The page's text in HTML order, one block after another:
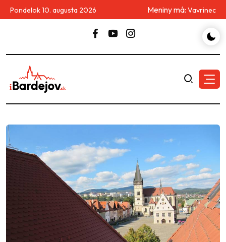
Pondelok 10. augusta 2026 Meniny má: Vavrinec